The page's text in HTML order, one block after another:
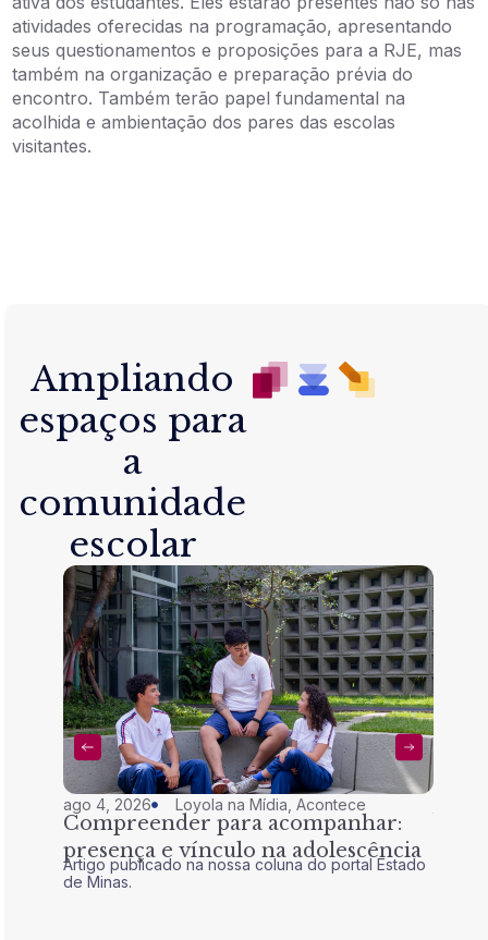
atividades oferecidas na programação, apresentando
seus questionamentos e proposições para a RJE, mas
também na organização e preparação prévia do
encontro. Também terão papel fundamental na
acolhida e ambientação dos pares das escolas
visitantes.
Ampliando
espaços para
a
comunidade
escolar
ago 4, 2026 Loyola na Mídia ,Acontece
Compreender para acompanhar:
presença e vínculo na adolescência
Artigo publicado na nossa coluna do portal Estado
de Minas.